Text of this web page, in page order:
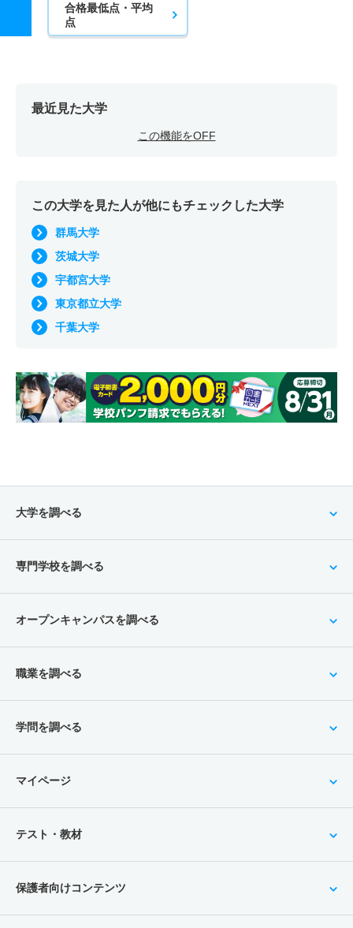
合格最低点・平均
点
最近見た大学
この機能をOFF
この大学を見た人が他にもチェックした大学
群馬大学
茨城大学
宇都宮大学
東京都立大学
千葉大学
大学を調べる
専門学校を調べる
オープンキャンパスを調べる
職業を調べる
学問を調べる
マイページ
テスト・教材
保護者向けコンテンツ